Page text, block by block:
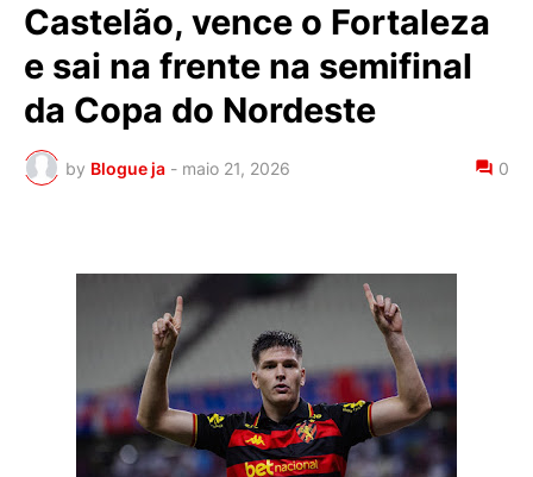
Castelão, vence o Fortaleza
e sai na frente na semifinal
da Copa do Nordeste
by Blogue ja - maio 21, 2026 0